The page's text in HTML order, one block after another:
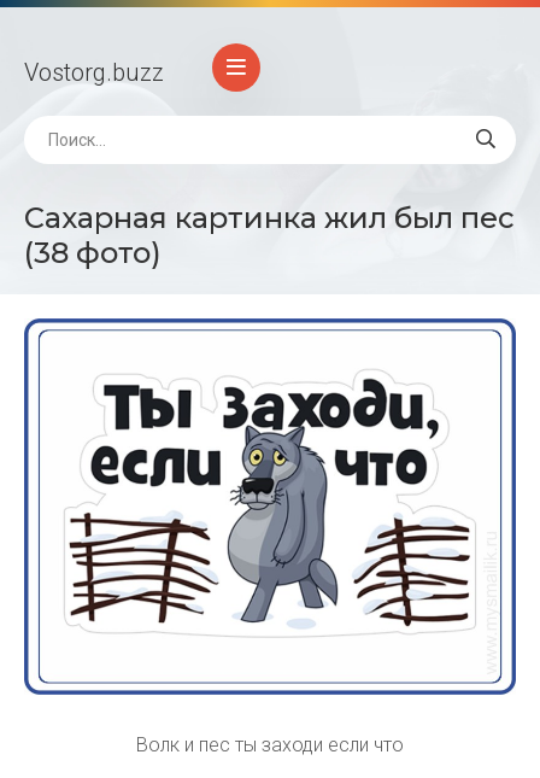
Vostorg.buzz
Сахарная картинка жил был пес
(38 фото)
Волк и пес ты заходи если что